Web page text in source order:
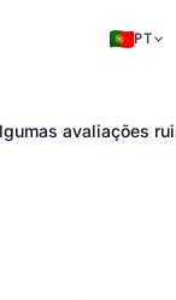
PT
avaliações